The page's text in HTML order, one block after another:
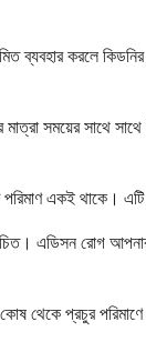
ব্যবহার করলে
মাত্রা সময়ের সাথে
একই থাকে।
এডিসন রোগ
থেকে প্রচুর